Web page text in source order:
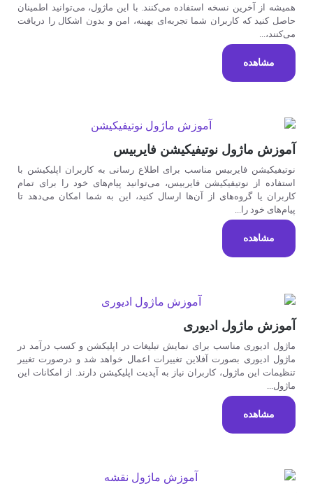
همیشه از آخرین نسخه استفاده می‌کنند. با این ماژول، می‌توانید اطمینان
حاصل کنید که کاربران شما تجربه‌ای بهینه، امن و بدون اشکال را دریافت
می‌کنند،...
مشاهده
آموزش ماژول نوتیفیکیشن فایربیس
نوتیفیکیشن فایربیس مناسب برای اطلاع رسانی به کاربران اپلیکیشن با
استفاده از نوتیفیکیشن فایربیس، می‌توانید پیام‌های خود را برای تمام
کاربران یا گروه‌های از آن‌ها ارسال کنید، این به شما امکان می‌دهد تا
پیام‌های خود را...
مشاهده
آموزش ماژول ادیوری
ماژول ادیوری مناسب برای نمایش تبلیغات در اپلیکشن و کسب درآمد در
ماژول ادیوری بصورت آفلاین تغییرات اعمال خواهد شد و درصورت تغییر
تنظیمات این ماژول، کاربران نیاز به آپدیت اپلیکیشن دارند. از امکانات این
ماژول...
مشاهده